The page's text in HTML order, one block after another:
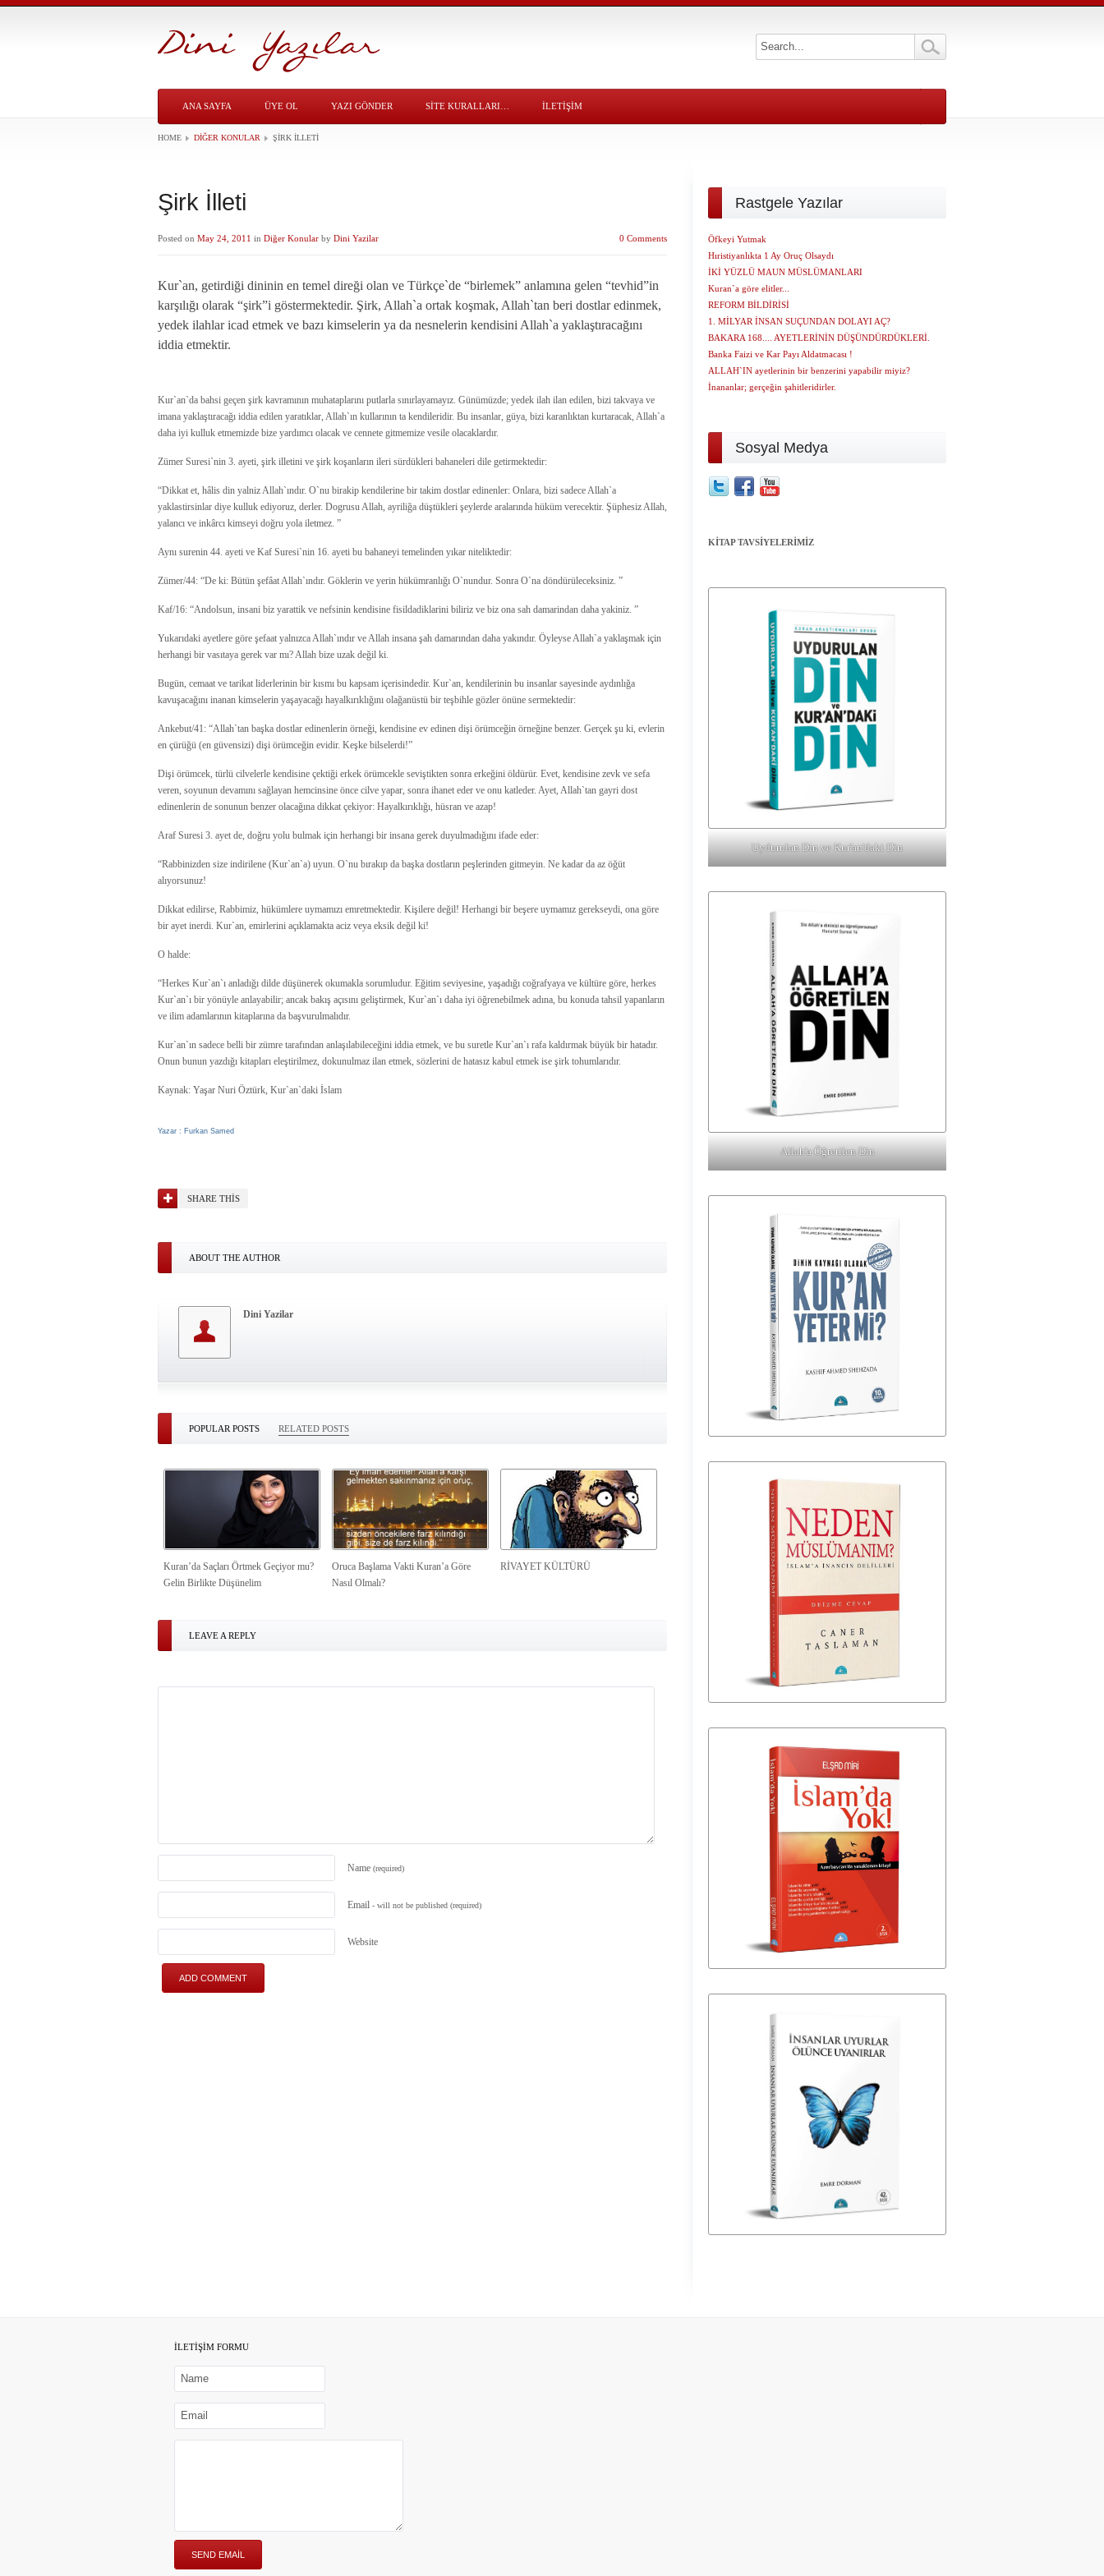
ANA SAYFA ÜYE OL YAZI GÖNDER SITE KURALLARI… İLETİŞİM
HOME DIĞER KONULAR ŞIRK İLLETI
Şirk İlleti
Posted on May 24, 2011 in Diğer Konular by Dini Yazilar 0 Comments
Kur`an, getirdiği dininin en temel direği olan ve Türkçe`de “birlemek” anlamına gelen “tevhid”in
karşılığı olarak “şirk”i göstermektedir. Şirk, Allah`a ortak koşmak, Allah`tan beri dostlar edinmek,
yedek ilahlar icad etmek ve bazı kimselerin ya da nesnelerin kendisini Allah`a yaklaştıracağını
iddia etmektir.
Kur`an`da bahsi geçen şirk kavramının muhataplarını putlarla sınırlayamayız. Günümüzde; yedek ilah ilan edilen, bizi takvaya ve
imana yaklaştıracağı iddia edilen yaratıklar, Allah`ın kullarının ta kendileridir. Bu insanlar, güya, bizi karanlıktan kurtaracak, Allah`a
daha iyi kulluk etmemizde bize yardımcı olacak ve cennete gitmemize vesile olacaklardır.
Zümer Suresi`nin 3. ayeti, şirk illetini ve şirk koşanların ileri sürdükleri bahaneleri dile getirmektedir:
“Dikkat et, hâlis din yalniz Allah`ındır. O`nu birakip kendilerine bir takim dostlar edinenler: Onlara, bizi sadece Allah`a
yaklastirsinlar diye kulluk ediyoruz, derler. Dogrusu Allah, ayriliğa düştükleri şeylerde aralarında hüküm verecektir. Şüphesiz Allah,
yalancı ve inkârcı kimseyi doğru yola iletmez. ”
Aynı surenin 44. ayeti ve Kaf Suresi`nin 16. ayeti bu bahaneyi temelinden yıkar niteliktedir:
Zümer/44: “De ki: Bütün şefâat Allah`ındır. Göklerin ve yerin hükümranlığı O`nundur. Sonra O`na döndürüleceksiniz. ”
Kaf/16: “Andolsun, insani biz yarattik ve nefsinin kendisine fisildadiklarini biliriz ve biz ona sah damarindan daha yakiniz. ”
Yukarıdaki ayetlere göre şefaat yalnızca Allah`ındır ve Allah insana şah damarından daha yakındır. Öyleyse Allah`a yaklaşmak için
herhangi bir vasıtaya gerek var mı? Allah bize uzak değil ki.
Bugün, cemaat ve tarikat liderlerinin bir kısmı bu kapsam içerisindedir. Kur`an, kendilerinin bu insanlar sayesinde aydınlığa
kavuşacağını inanan kimselerin yaşayacağı hayalkırıklığını olağanüstü bir teşbihle gözler önüne sermektedir:
Ankebut/41: “Allah`tan başka dostlar edinenlerin örneği, kendisine ev edinen dişi örümceğin örneğine benzer. Gerçek şu ki, evlerin
en çürüğü (en güvensizi) dişi örümceğin evidir. Keşke bilselerdi!”
Dişi örümcek, türlü cilvelerle kendisine çektiği erkek örümcekle seviştikten sonra erkeğini öldürür. Evet, kendisine zevk ve sefa
veren, soyunun devamını sağlayan hemcinsine önce cilve yapar, sonra ihanet eder ve onu katleder. Ayet, Allah`tan gayri dost
edinenlerin de sonunun benzer olacağına dikkat çekiyor: Hayalkırıklığı, hüsran ve azap!
Araf Suresi 3. ayet de, doğru yolu bulmak için herhangi bir insana gerek duyulmadığını ifade eder:
“Rabbinizden size indirilene (Kur`an`a) uyun. O`nu bırakıp da başka dostların peşlerinden gitmeyin. Ne kadar da az öğüt
alıyorsunuz!
Dikkat edilirse, Rabbimiz, hükümlere uymamızı emretmektedir. Kişilere değil! Herhangi bir beşere uymamız gerekseydi, ona göre
bir ayet inerdi. Kur`an, emirlerini açıklamakta aciz veya eksik değil ki!
O halde:
“Herkes Kur`an`ı anladığı dilde düşünerek okumakla sorumludur. Eğitim seviyesine, yaşadığı coğrafyaya ve kültüre göre, herkes
Kur`an`ı bir yönüyle anlayabilir; ancak bakış açısını geliştirmek, Kur`an`ı daha iyi öğrenebilmek adına, bu konuda tahsil yapanların
ve ilim adamlarının kitaplarına da başvurulmalıdır.
Kur`an`ın sadece belli bir zümre tarafından anlaşılabileceğini iddia etmek, ve bu suretle Kur`an`ı rafa kaldırmak büyük bir hatadır.
Onun bunun yazdığı kitapları eleştirilmez, dokunulmaz ilan etmek, sözlerini de hatasız kabul etmek ise şirk tohumlarıdır.
Kaynak: Yaşar Nuri Öztürk, Kur`an`daki İslam
Yazar : Furkan Samed
SHARE THIS
ABOUT THE AUTHOR
Dini Yazilar
POPULAR POSTS RELATED POSTS
Kuran’da Saçları Örtmek Geçiyor mu?
Gelin Birlikte Düşünelim
Oruca Başlama Vakti Kuran’a Göre
Nasıl Olmalı?
RİVAYET KÜLTÜRÜ
LEAVE A REPLY
Name (required)
Email - will not be published (required)
Website
Rastgele Yazılar
Öfkeyi Yutmak
Hıristiyanlıkta 1 Ay Oruç Olsaydı
İKİ YÜZLÜ MAUN MÜSLÜMANLARI
Kuran`a göre elitler...
REFORM BİLDİRİSİ
1. MİLYAR İNSAN SUÇUNDAN DOLAYI AÇ?
BAKARA 168.... AYETLERİNİN DÜŞÜNDÜRDÜKLERİ.
Banka Faizi ve Kar Payı Aldatmacası !
ALLAH`IN ayetlerinin bir benzerini yapabilir miyiz?
İnananlar; gerçeğin şahitleridirler.
Sosyal Medya
KİTAP TAVSİYELERİMİZ
Uydurulan Din ve Kur'an'daki Din
Allah'a Öğretilen Din
İLETİŞİM FORMU